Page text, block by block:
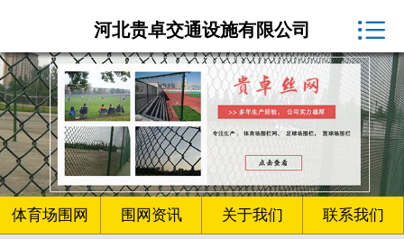
体育场围网厂家
球场围网
客户案例
围网资讯
生产车间
河北贵卓交通设施有限公司 
体育场围网 围网资讯 关于我们 联系我们